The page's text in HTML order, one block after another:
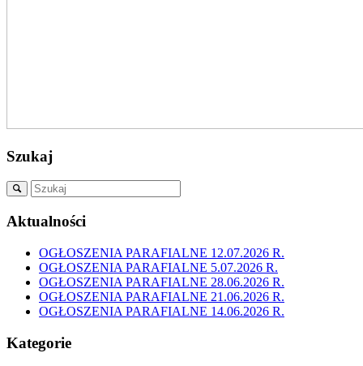
Szukaj
Aktualności
OGŁOSZENIA PARAFIALNE 12.07.2026 R.
OGŁOSZENIA PARAFIALNE 5.07.2026 R.
OGŁOSZENIA PARAFIALNE 28.06.2026 R.
OGŁOSZENIA PARAFIALNE 21.06.2026 R.
OGŁOSZENIA PARAFIALNE 14.06.2026 R.
Kategorie